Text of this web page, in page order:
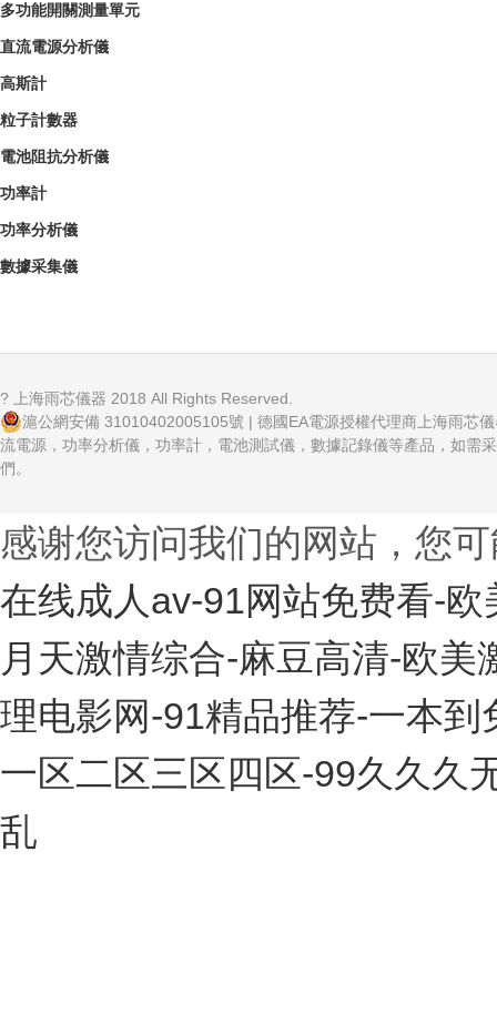
多功能開關測量單元
直流電源分析儀
高斯計
粒子計數器
電池阻抗分析儀
功率計
功率分析儀
數據采集儀
? 上海雨芯儀器 2018 All Rights Reserved.
滬公網安備 31010402005105號 | 德國EA電源授權代理商上海雨芯
流電源，功率分析儀，功率計，電池測試儀，數據記錄儀等產品，如需
們。
感谢您访问我们的网站，您
在线成人av-91网站免费看-
月天激情综合-麻豆高清-欧
理电影网-91精品推荐-一本
一区二区三区四区-99久久
乱